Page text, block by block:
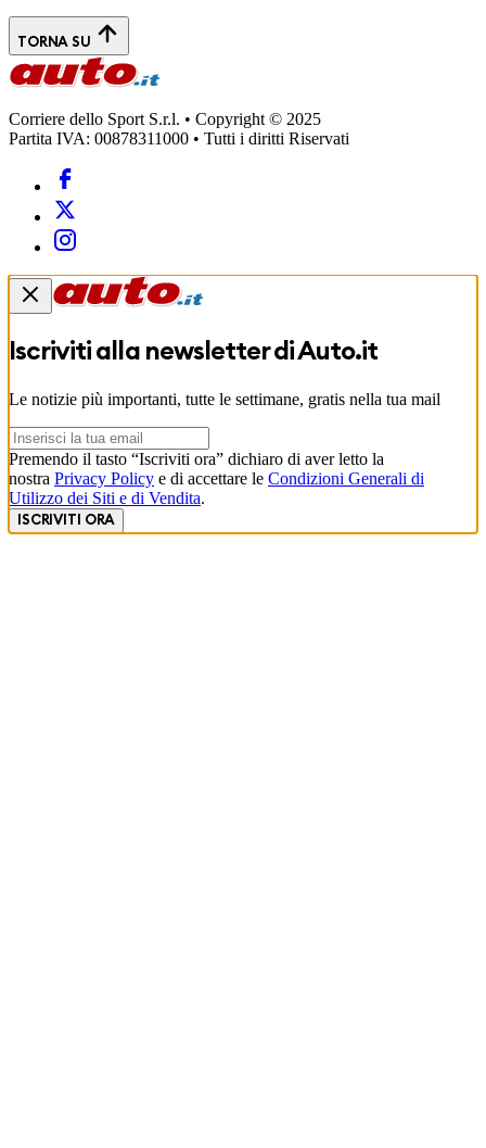
TORNA SU
Corriere dello Sport S.r.l. • Copyright © 2025
Partita IVA: 00878311000 • Tutti i diritti Riservati
Iscriviti alla newsletter diAuto.it
Le notizie più importanti, tutte le settimane, gratis nella tua mail
Premendo il tasto “Iscriviti ora” dichiaro di aver letto la
nostra Privacy Policy e di accettare le Condizioni Generali di
Utilizzo dei Siti e di Vendita.
ISCRIVITI ORA